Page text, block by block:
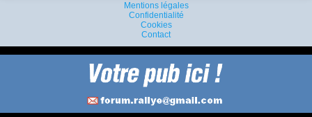
Mentions légales
Confidentialité
Cookies
Contact